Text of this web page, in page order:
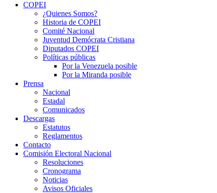
COPEI
¿Quienes Somos?
Historia de COPEI
Comité Nacional
Juventud Demócrata Cristiana
Diputados COPEI
Políticas públicas
Por la Venezuela posible
Por la Miranda posible
Prensa
Nacional
Estadal
Comunicados
Descargas
Estatutos
Reglamentos
Contacto
Comisión Electoral Nacional
Resoluciones
Cronograma
Noticias
Avisos Oficiales